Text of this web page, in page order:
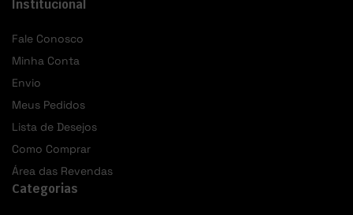
Institucional
Fale Conosco
Minha Conta
Envio
Meus Pedidos
Lista de Desejos
Como Comprar
Área das Revendas
Categorias